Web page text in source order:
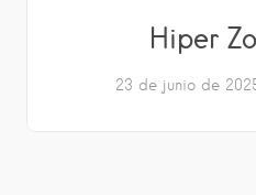
Hiper
23 de junio de